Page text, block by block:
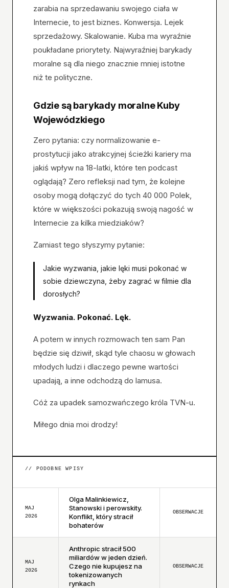
zarabia na sprzedawaniu swojego ciała w
Internecie, to jest biznes. Konwersja. Lejek
sprzedażowy. Skalowanie. Kuba ma wyraźnie
poukładane priorytety. Najwyraźniej barykady
moralne są dla niego znacznie mniej istotne
niż te polityczne.
Gdzie są barykady moralne Kuby
Wojewódzkiego
Zero pytania: czy normalizowanie e-
prostytucji jako atrakcyjnej ścieżki kariery ma
jakiś wpływ na 18-latki, które ten podcast
oglądają? Zero refleksji nad tym, że kolejne
osoby mogą dołączyć do tych 40 000 Polek,
które w większości pokazują swoją nagość w
Internecie za kilka miedziaków?
Zamiast tego słyszymy pytanie:
Jakie wyzwania, jakie lęki musi pokonać w
sobie dziewczyna, żeby zagrać w filmie dla
dorosłych?
Wyzwania. Pokonać. Lęk.
A potem w innych rozmowach ten sam Pan
będzie się dziwił, skąd tyle chaosu w głowach
młodych ludzi i dlaczego pewne wartości
upadają, a inne odchodzą do lamusa.
Cóż za upadek samozwańczego króla TVN-u.
Miłego dnia moi drodzy!
// PODOBNE WPISY
MAJ
2026
Olga Malinkiewicz,
Stanowski i perowskity.
Konflikt, który stracił
bohaterów
OBSERWACJE
MAJ
2026
Anthropic stracił 500
miliardów w jeden dzień.
Czego nie kupujesz na
tokenizowanych
rynkach
OBSERWACJE